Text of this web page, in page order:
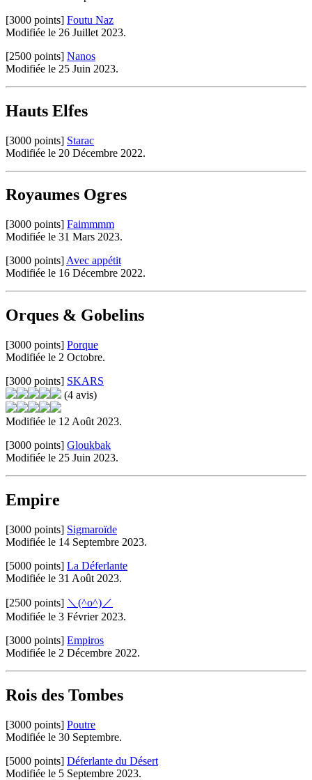
[3000 points] Foutu Naz
Modifiée le 26 Juillet 2023.
[2500 points] Nanos
Modifiée le 25 Juin 2023.
Hauts Elfes
[3000 points] Starac
Modifiée le 20 Décembre 2022.
Royaumes Ogres
[3000 points] Faimmmm
Modifiée le 31 Mars 2023.
[3000 points] Avec appétit
Modifiée le 16 Décembre 2022.
Orques & Gobelins
[3000 points] Porque
Modifiée le 2 Octobre.
[3000 points] SKARS
(4 avis)
Modifiée le 12 Août 2023.
[3000 points] Gloukbak
Modifiée le 25 Juin 2023.
Empire
[3000 points] Sigmaroïde
Modifiée le 14 Septembre 2023.
[5000 points] La Déferlante
Modifiée le 31 Août 2023.
[2500 points] ＼(^o^)／
Modifiée le 3 Février 2023.
[3000 points] Empiros
Modifiée le 2 Décembre 2022.
Rois des Tombes
[3000 points] Poutre
Modifiée le 30 Septembre.
[5000 points] Déferlante du Désert
Modifiée le 5 Septembre 2023.